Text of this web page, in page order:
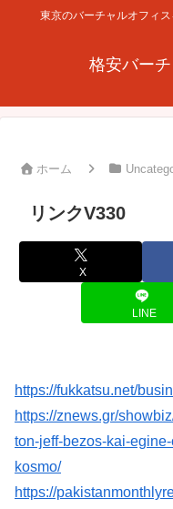
東京のバーチャルオフィ
格安バー
ホーム
リンクV330
X
LINE
https://fukkatsu.net/
https://znews.gr/
ton-jeff-bezos-kai-
kosmo/
https://